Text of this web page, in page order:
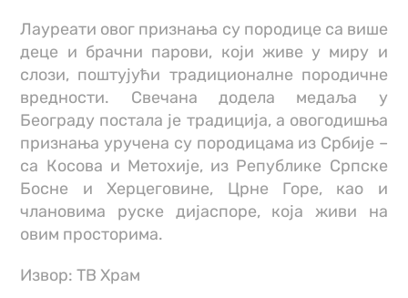
Лауреати овог признања су породице са више
деце и брачни парови, који живе у миру и
слози, поштујући традиционалне породичне
вредности. Свечана додела медаља у
Београду постала је традиција, а овогодишња
признања уручена су породицама из Србије –
са Косова и Метохије, из Републике Српске
Босне и Херцеговине, Црне Горе, као и
члановима руске дијаспоре, која живи на
овим просторима.
Извор: ТВ Храм